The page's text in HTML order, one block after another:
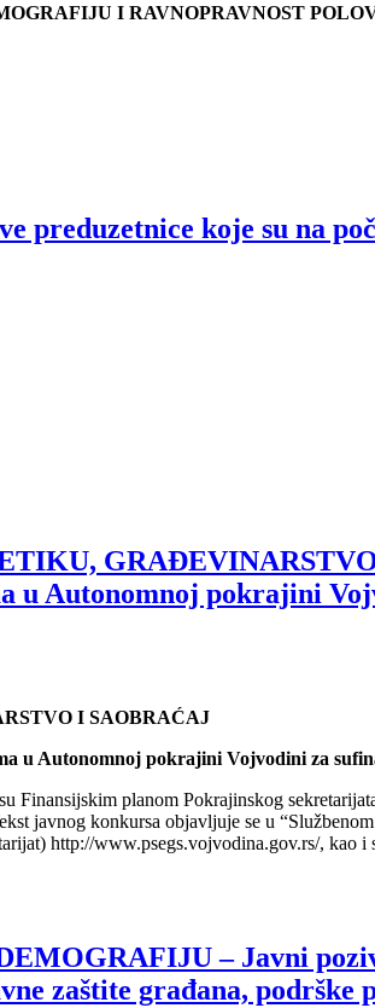
I RAVNOPRAVNOST
preduzetnice koje su na
u Autonomnoj pokrajini
I SAOBRAĆAJ
u Autonomnoj pokrajini Vojvodini za
Finansijskim planom Pokrajinskog
javnog konkursa objavljuje se u
http://www.psegs.vojvodina.gov.rs/,
– Javni
zaštite građana, podrške